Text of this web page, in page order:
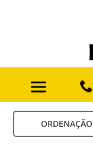
ORDENAÇÃO